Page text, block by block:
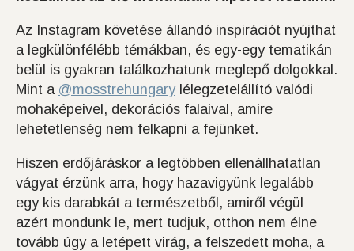
Az Instagram követése állandó inspirációt nyújthat
a legkülönfélébb témákban, és egy-egy tematikán
belül is gyakran találkozhatunk meglepő dolgokkal.
Mint a @mosstrehungarylélegzetelállító valódi
mohaképeivel, dekorációs falaival, amire
lehetetlenség nem felkapni a fejünket.
Hiszen erdőjáráskor a legtöbben ellenállhatatlan
vágyat érzünk arra, hogy hazavigyünk legalább
egy kis darabkát a természetből, amiről végül
azért mondunk le, mert tudjuk, otthon nem élne
tovább úgy a letépett virág, a felszedett moha, a